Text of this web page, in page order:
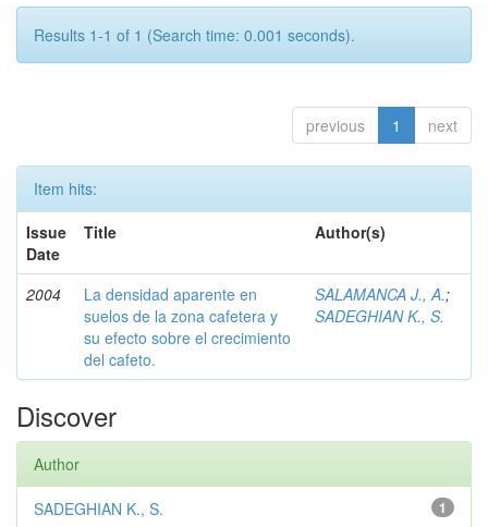
Results 1-1 of 1 (Search time: 0.001 seconds).
previous 1 next
Item hits:
Issue
Date
Title Author(s)
2004
La densidad aparente en
suelos de la zona cafetera y
su efecto sobre el crecimiento
del cafeto.
SALAMANCA J., A.;
SADEGHIAN K., S.
Discover
Author
1
SADEGHIAN K., S.